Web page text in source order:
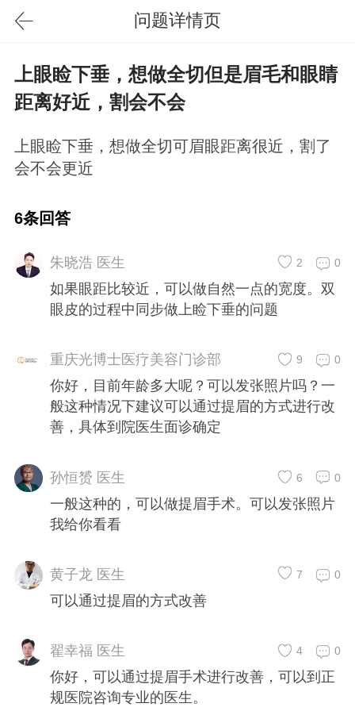
问题详情页
上眼睑下垂，想做全切但是眉毛和眼睛
距离好近，割会不会
上眼睑下垂，想做全切可眉眼距离很近，割了
会不会更近
6条回答
朱晓浩 医生 0
2
如果眼距比较近，可以做自然一点的宽度。双
眼皮的过程中同步做上睑下垂的问题
重庆光博士医疗美容门诊部 0
9
你好，目前年龄多大呢？可以发张照片吗？一
般这种情况下建议可以通过提眉的方式进行改
善，具体到院医生面诊确定
孙恒赟 医生 0
6
一般这种的，可以做提眉手术。可以发张照片
我给你看看
黄子龙 医生 0
7
可以通过提眉的方式改善
翟幸福 医生 0
4
你好，可以通过提眉手术进行改善，可以到正
规医院咨询专业的医生。